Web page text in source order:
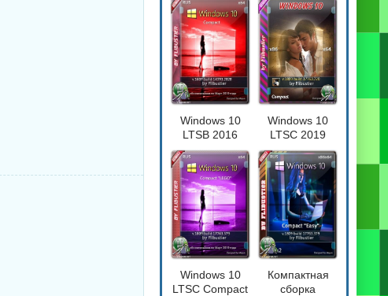
Windows 10
LTSB 2016
Compact
Windows 10
LTSC 2019
Compact
[17763.720] 32-
64бит
Windows 10
LTSC Compact
Компактная
сборка